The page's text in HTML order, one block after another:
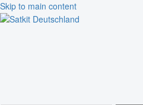
Skip to main content